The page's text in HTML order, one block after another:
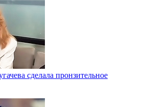
сделала пронзительное